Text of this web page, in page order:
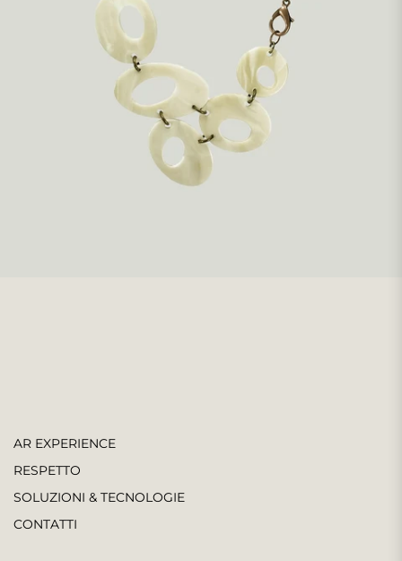
AR EXPERIENCE
RESPETTO
SOLUZIONI & TECNOLOGIE
CONTATTI